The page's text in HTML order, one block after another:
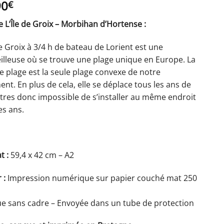
€
L’Île de Groix – Morbihan d’Hortense :
Groix à 3/4 h de bateau de Lorient est une
où se trouve une plage unique en Europe. La
plage est la seule plage convexe de notre
En plus de cela, elle se déplace tous les ans de
donc impossible de s’installer au même endroit
ans.
: 59,4 x 42 cm – A2
: Impression numérique sur papier couché mat 250
sans cadre – Envoyée dans un tube de protection